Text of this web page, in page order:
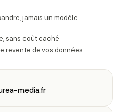
jamais un modèle
sans coût caché
revente de vos données
media.fr